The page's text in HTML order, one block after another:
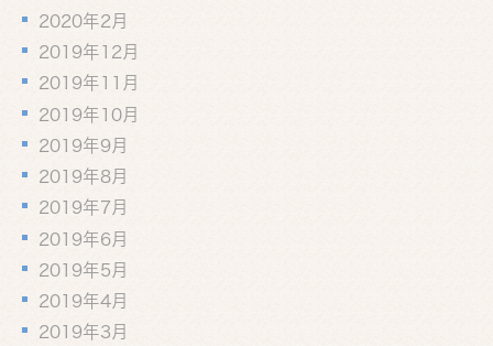
2020年2月
2019年12月
2019年11月
2019年10月
2019年9月
2019年8月
2019年7月
2019年6月
2019年5月
2019年4月
2019年3月